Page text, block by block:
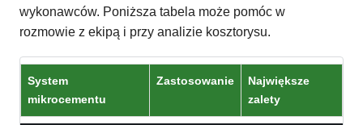
wykonawców. Poniższa tabela może pomóc w
rozmowie z ekipą i przy analizie kosztorysu.
System
mikrocementu
Zastosowanie
Największe
zalety